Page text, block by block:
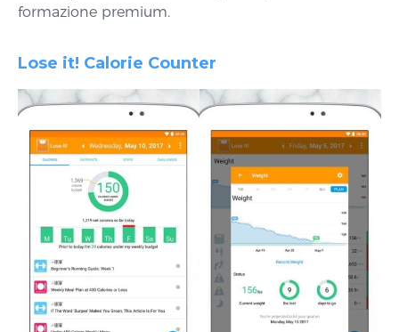
formazione premium.
Lose it! Calorie Counter